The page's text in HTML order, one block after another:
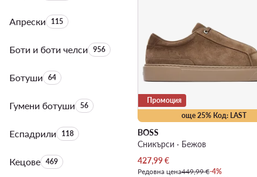
АпрескиБрой на продуктите:
115
Боти и боти челсиБрой на продуктите:
956
БотушиБрой на продуктите:
64
Гумени ботушиБрой на продуктите:
56
ЕспадрилиБрой на продуктите:
118
КецовеБрой на продуктите:
469
още 25% Код: LAST
Промоция
BOSS
Сникърси · Бежов
Актуална цена
427,99€
Редовна цена449,99 €-4%